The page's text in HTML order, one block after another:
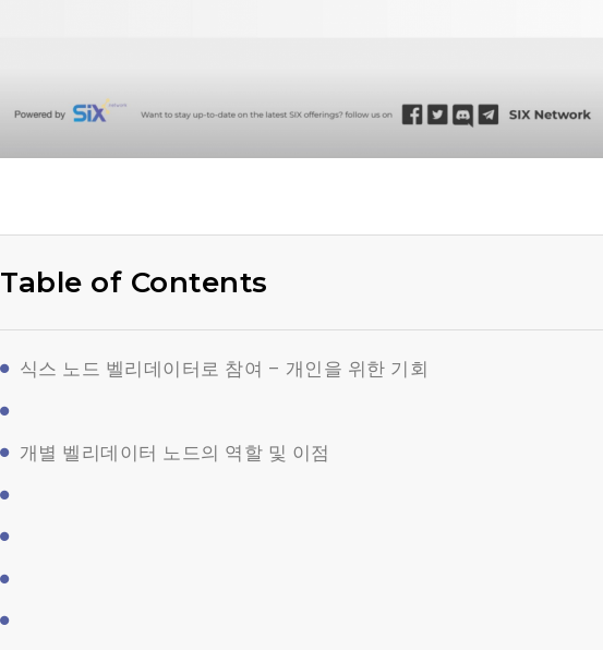
Table of Contents
식스 노드 벨리데이터로 참여 – 개인을 위한 기회
개별 벨리데이터 노드의 역할 및 이점